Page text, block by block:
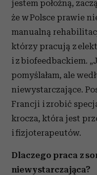
jestem położną,
że w Polsce prawie
manualną
którzy pracują z
i z biofeedbackiem.
pomyślałam, ale
niewystarczające.
Francji i zrobić
krocza, która jest
i fizjoterapeutów.
Dlaczego praca z
niewystarczająca?